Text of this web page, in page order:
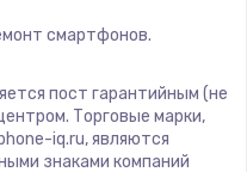
памяти
смартфонов.
пост гарантийным (не
Торговые марки,
iq.ru, являются
знаками компаний